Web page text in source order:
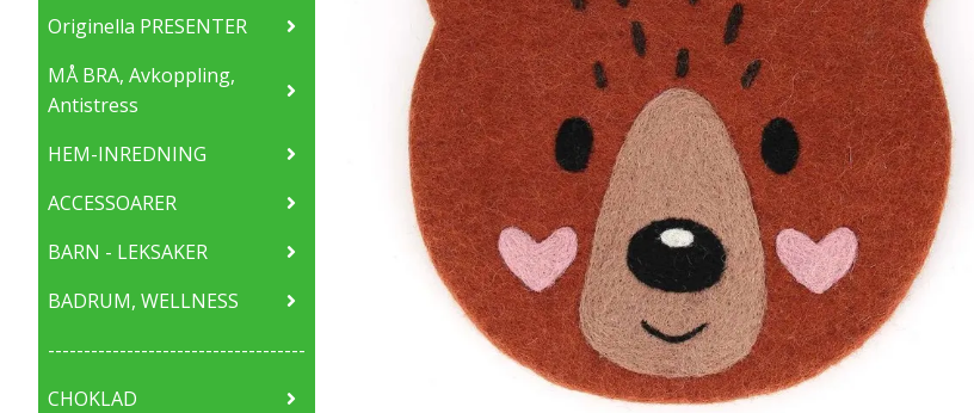
Originella PRESENTER
MÅ BRA, Avkoppling,
Antistress
HEM-INREDNING
ACCESSOARER
BARN - LEKSAKER
BADRUM, WELLNESS
------------------------------------
CHOKLAD